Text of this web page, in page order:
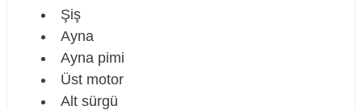
Şiş
Ayna
Ayna pimi
Üst motor
Alt sürgü